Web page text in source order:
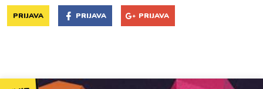
PRIJAVA PRIJAVA PRIJAVA